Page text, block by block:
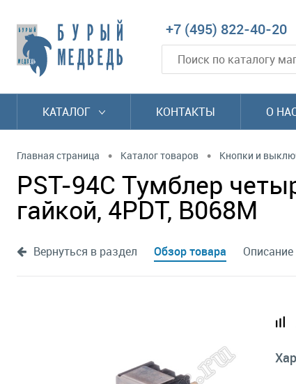
+7 (495) 822-40-20
КАТАЛОГ КОНТАКТЫ О
Главная страница • Каталог товаров • Кнопки и
PST-94C Тумблер
гайкой, 4PDT, B068M
Вернуться в раздел Обзор товара Описание